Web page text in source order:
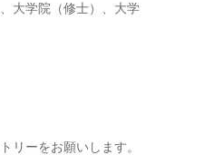
大学院（修士）、大学
リーをお願いします。